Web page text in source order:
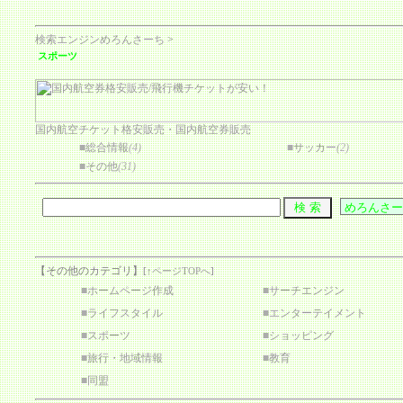
検索エンジンめろんさーち>
スポーツ
国内航空チケット格安販売・国内航空券販売
■総合情報(4) ■サッカー(2)
■その他(31)
【その他のカテゴリ】[↑ページTOPへ]
■ホームページ作成 ■サーチエンジン
■ライフスタイル ■エンターテイメント
■スポーツ ■ショッピング
■旅行・地域情報 ■教育
■同盟